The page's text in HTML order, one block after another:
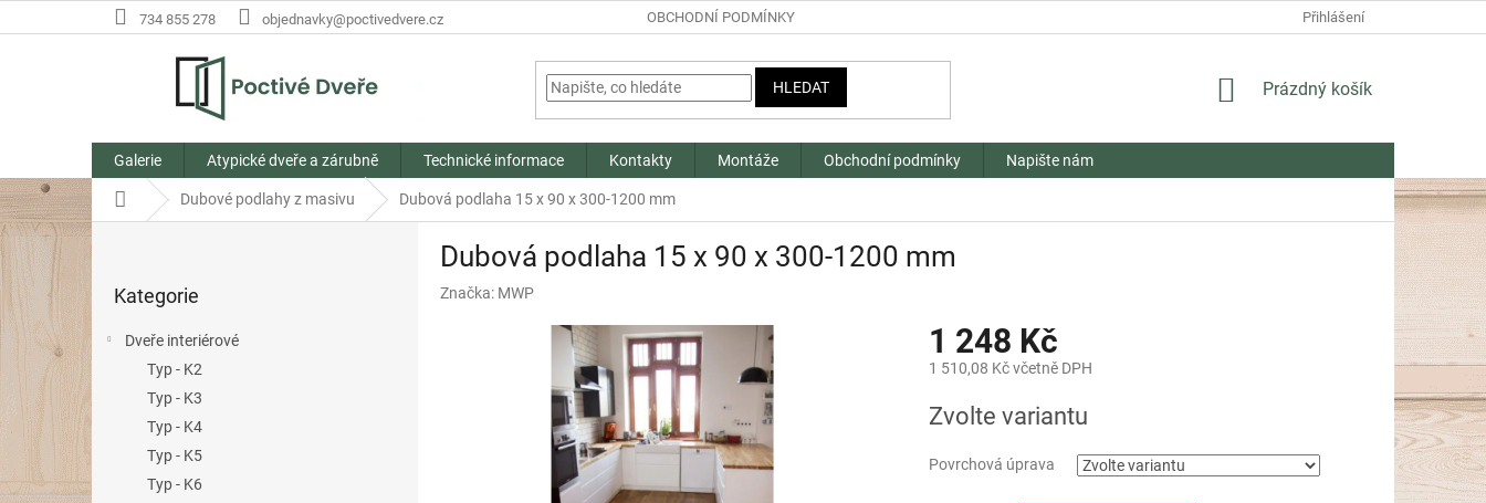
na
734 855 278 objednavky@poctivedvere.cz OBCHODNÍ PODMÍNKY Přihlášení
HLEDAT
NÁKUPNÍ
Prázdný košík
Galerie Atypické dveře a zárubně Technické informace Kontakty Montáže Obchodní podmínky Napište nám
Domů Dubové podlahy z masivu Dubová podlaha 15 x 90 x 300-1200 mm
P
n
kategorie
Kategorie
Dveře interiérové
Typ - K2
Typ - K3
Typ - K4
Typ - K5
Typ - K6
Dubová podlaha 15 x 90 x 300-1200 mm
Značka: MWP
1 248 Kč
1 510,08 Kč včetně DPH
cena:
Zvolte variantu
Povrchová úprava